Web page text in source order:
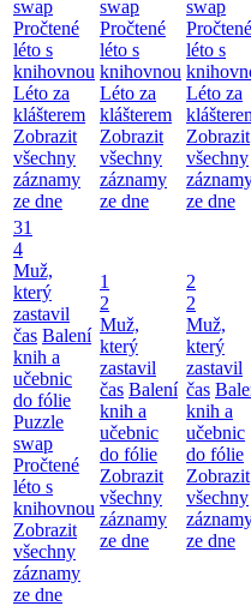
swap
Pročtené
léto s
knihovnou
Léto za
klášterem
Zobrazit
všechny
záznamy
ze dne
swap
Pročtené
léto s
knihovnou
Léto za
klášterem
Zobrazit
všechny
záznamy
ze dne
swap
Pročtené
léto s
Léto za
Zobrazit
všechny
ze dne
31
4
Muž,
který
zastavil
čas Balení
knih a
učebnic
do fólie
Puzzle
swap
Pročtené
léto s
knihovnou
Zobrazit
všechny
záznamy
ze dne
1
2
Muž,
který
zastavil
čas Balení
knih a
učebnic
do fólie
Zobrazit
všechny
záznamy
ze dne
2
2
Muž,
který
zastavil
čas
knih a
učebnic
do fólie
Zobrazit
všechny
ze dne